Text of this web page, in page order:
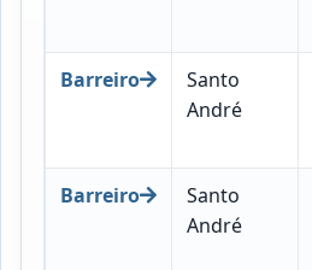
Barreiro
Santo
André
Barreiro
Santo
André